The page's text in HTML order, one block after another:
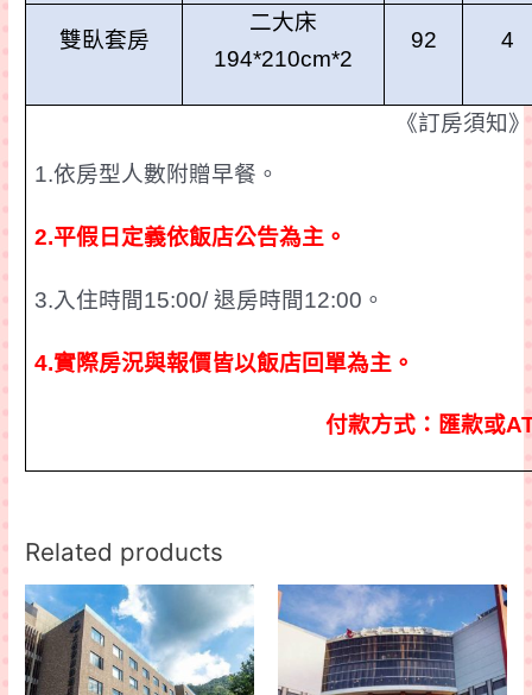
雙臥套房
二大床
194*210cm*2
92 4
《訂房須知》
1.依房型人數附贈早餐。
2.平假日定義依飯店公告為主。
3.入住時間15:00/退房時間12:00 。
4.實際房況與報價皆以飯店回單為主。
付款方式：匯款或
Related products